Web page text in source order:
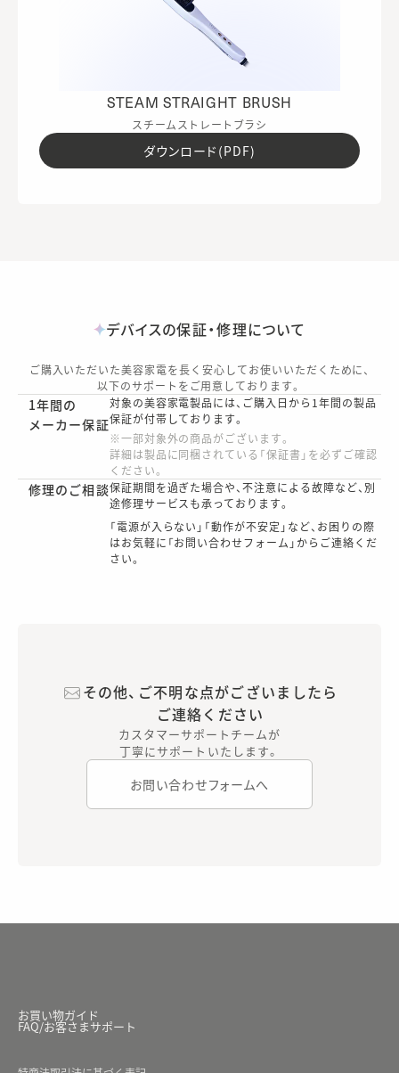
STEAM STRAIGHT BRUSH
スチームストレートブラシ
ダウンロード(PDF)
デバイスの保証・修理について
ご購入いただいた美容家電を長く安心してお使いいただくために、
以下のサポートをご用意しております。
1年間の
メーカー保証
対象の美容家電製品には、ご購入日から1年間の製品
保証が付帯しております。
※一部対象外の商品がございます。
詳細は製品に同梱されている「保証書」を必ずご確認
ください。
修理のご相談保証期間を過ぎた場合や、不注意による故障など、別
途修理サービスも承っております。
「電源が入らない」「動作が不安定」など、お困りの際
はお気軽に「お問い合わせフォーム」からご連絡くだ
さい。
その他、ご不明な点がございましたら
ご連絡ください
カスタマーサポートチームが
丁寧にサポートいたします。
お問い合わせフォームへ
お買い物ガイド
FAQ/お客さまサポート